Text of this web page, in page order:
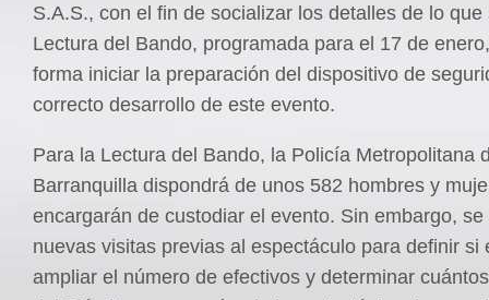
S.A.S., con el fin de socializar los detalles de lo que
Lectura del Bando, programada para el 17 de
forma iniciar la preparación del dispositivo de
correcto desarrollo de este evento.
Para la Lectura del Bando, la Policía Metropolitana
Barranquilla dispondrá de unos 582 hombres y
encargarán de custodiar el evento. Sin embargo,
nuevas visitas previas al espectáculo para definir si
ampliar el número de efectivos y determinar